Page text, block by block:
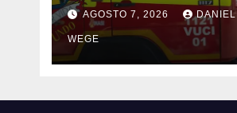
após acidente –
Observador
AGOSTO 7, 2026 DANIEL
WEGE